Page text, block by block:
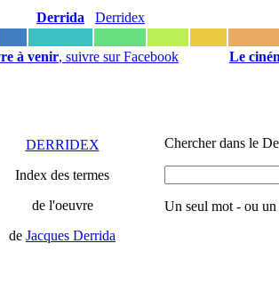
Derrida Derridex
à venir, suivre sur Facebook Le
DERRIDEX
Index des termes
de l'oeuvre
de Jacques Derrida
Chercher dans le
Un seul mot - ou un